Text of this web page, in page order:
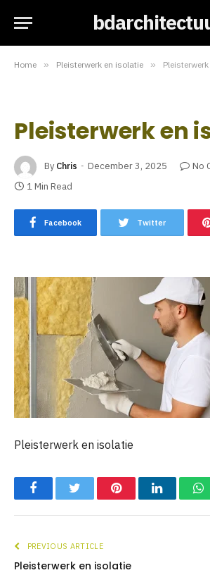
Home » Pleisterwerk en isolatie »
Pleisterwerk en
By Chris December 3, 2025
No
1 Min Read
Facebook Twitter
Pleisterwerk en isolatie
FacebookTwitter PinterestLinkedIn
PREVIOUS ARTICLE
Pleisterwerk en isolatie